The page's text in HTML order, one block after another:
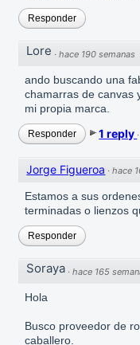
Responder
Lore ·hace 190 semanas
ando buscando una
chamarras de canvas
mi propia marca.
Responder 1 reply
Jorge Figueroa ·hace
Estamos a sus
terminadas o lienzos
Responder
Soraya ·hace 165
Hola
Busco proveedor de
caballero.